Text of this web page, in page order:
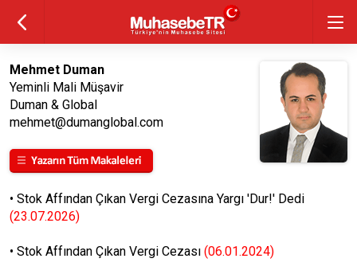
Mehmet Duman
Yeminli Mali Müşavir
Duman & Global
mehmet@dumanglobal.com
• Stok Affından Çıkan Vergi Cezasına Yargı 'Dur!' Dedi
(23.07.2026)
• Stok Affından Çıkan Vergi Cezası (06.01.2024)